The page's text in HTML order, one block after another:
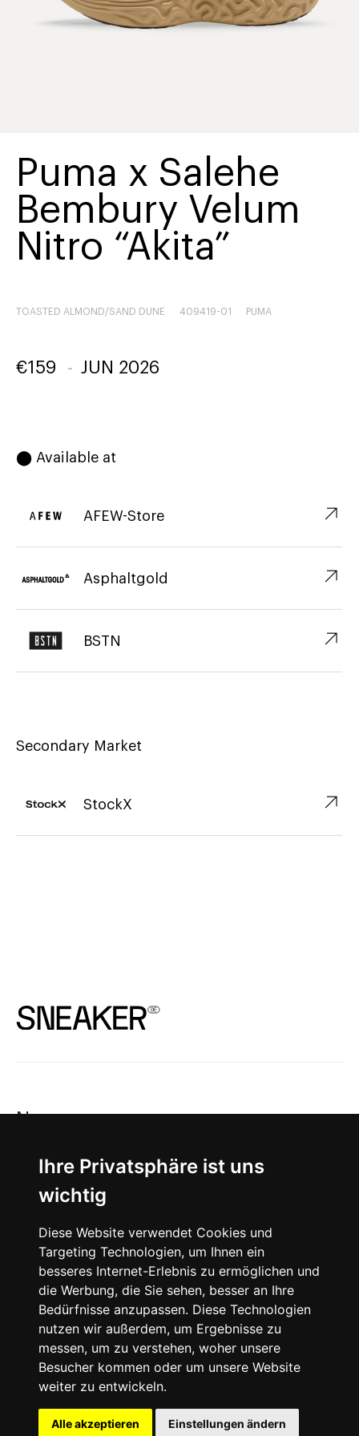
Ihre Privatsphäre ist uns
wichtig
Diese Website verwendet Cookies und
Targeting Technologien, um Ihnen ein
besseres Internet-Erlebnis zu ermöglichen und
die Werbung, die Sie sehen, besser an Ihre
Bedürfnisse anzupassen. Diese Technologien
nutzen wir außerdem, um Ergebnisse zu
messen, um zu verstehen, woher unsere
Besucher kommen oder um unsere Website
weiter zu entwickeln.
Alle akzeptieren Einstellungen ändern
Puma x Salehe
Bembury Velum
Nitro “Akita”
TOASTED ALMOND/SAND DUNE 409419-01 PUMA
€159 - JUN 2026
⬤ Available at
AFEW-Store ↗︎
Asphaltgold ↗︎
BSTN ↗︎
Secondary Market
StockX ↗︎
News
About
Instagram
Facebook
© 2024 SNEAKERᴰᴱ, All rights reserved.
Impressum Datenschutz
Cookie-Einstellungen